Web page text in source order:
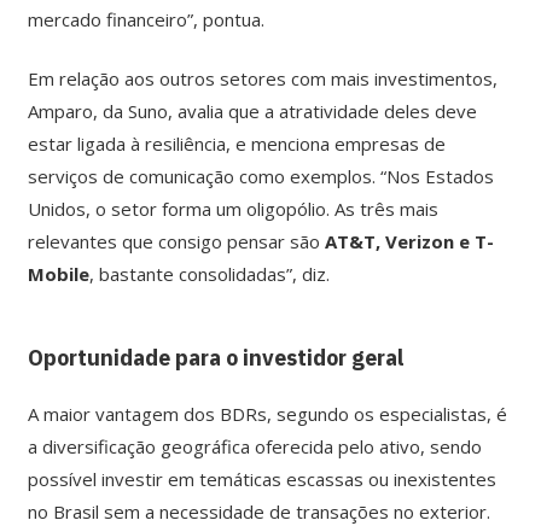
mercado financeiro”, pontua.
Em relação aos outros setores com mais investimentos,
Amparo, da Suno, avalia que a atratividade deles deve
estar ligada à resiliência, e menciona empresas de
serviços de comunicação como exemplos. “Nos Estados
Unidos, o setor forma um oligopólio. As três mais
relevantes que consigo pensar são AT&T, Verizon e T-
Mobile, bastante consolidadas”, diz.
Oportunidade para o investidor geral
A maior vantagem dos BDRs, segundo os especialistas, é
a diversificação geográfica oferecida pelo ativo, sendo
possível investir em temáticas escassas ou inexistentes
no Brasil sem a necessidade de transações no exterior.